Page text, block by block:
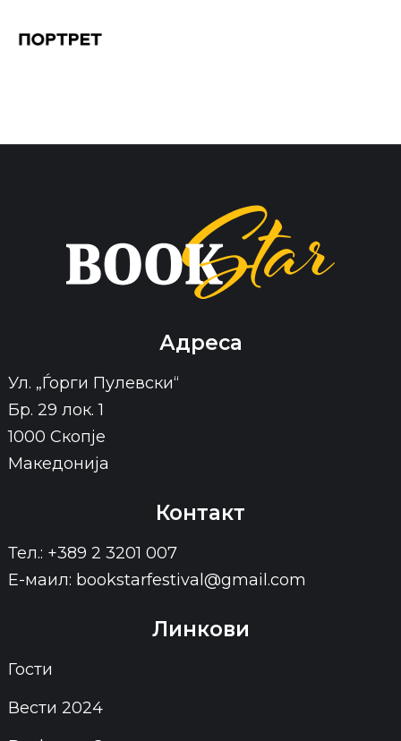
Адреса
Ул. „Ѓорги Пулевски“
Бр. 29 лок. 1
1000 Скопје
Македонија
Контакт
Тел.: +389 2 3201 007
Е-маил: bookstarfestival@gmail.com
Линкови
Гости
Вести 2024